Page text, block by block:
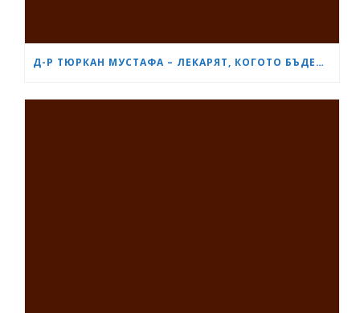
Д-Р ТЮРКАН МУСТАФА – ЛЕКАРЯТ, КОГОТО БЪДЕЩИТЕ МАЙКИ В БУРГАС ЧЕСТО ПРЕПОРЪЧВАТ ЕДНА НА ДРУГА